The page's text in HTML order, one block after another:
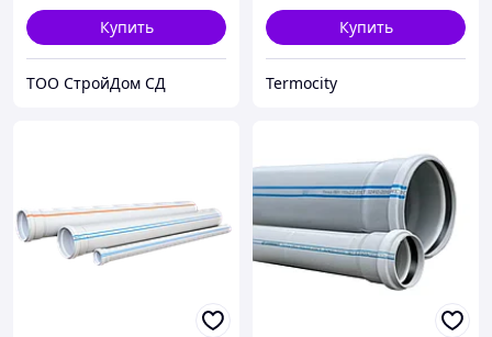
Купить
TOO CтpoйДoм CД
Купить
Termocity